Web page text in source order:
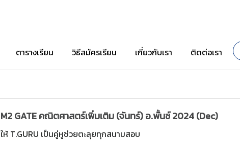
ตารางเรียน วิธีสมัครเรียน เกี่ยวกับเรา ติดต่อเรา
M2 GATE คณิตศาสตร์เพิ่มเติม (จันทร์) อ.พั้นช์ 2024 (Dec)
ให้ T.GURU เป็นคู่หูช่วยตะลุยทุกสนามสอบ